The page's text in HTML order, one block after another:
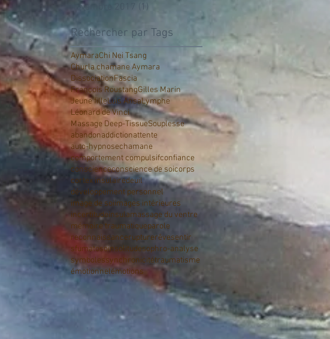
novembre 2017
(1)
Rechercher par Tags
AymaraChi Nei Tsang
Churla chamane Aymara
DissociationFascia
François RoustangGilles Marin
Jeune filleLuis AnsaLymphe
Léonard de Vinci
Massage Deep-TissueSouplesse
abandonaddictionattente
auto-hypnosechamane
comportement compulsifconfiance
conscienceconscience de soicorps
cortex insulairedeuil
développement personnel
image de soiimages intérieures
incertitudeinsulamassage du ventre
mémoire traumatiqueparole
reconnaissancerupturerêvesentir
sfumatosoinsolitudesophro-analyse
symbolessynchronicitétraumatisme
émotionnelémotions